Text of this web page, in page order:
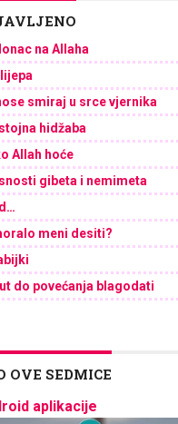
na Allaha
smiraj u srce vjernika
hidžaba
Allah hoće
gibeta i nemimeta
meni desiti?
do povećanja blagodati
OVE SEDMICE
aplikacije